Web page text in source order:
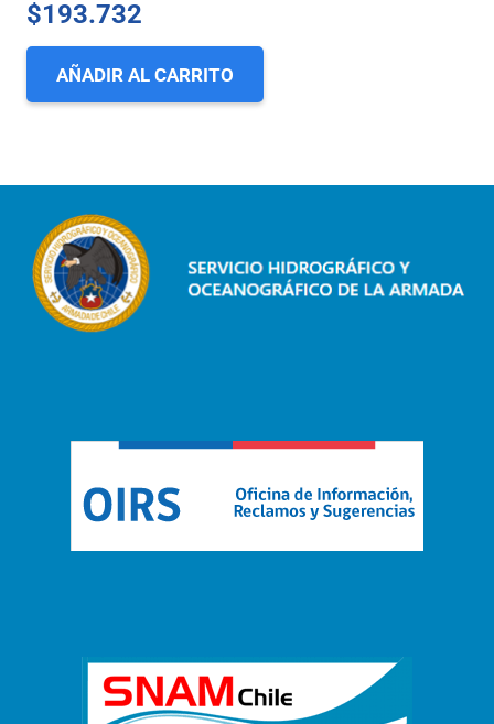
$193.732
AÑADIR AL CARRITO